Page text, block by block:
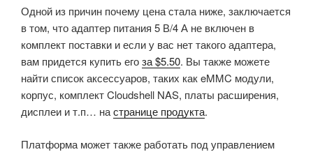
Одной из причин почему цена стала ниже, заключается
в том, что адаптер питания 5 В/4 А не включен в
комплект поставки и если у вас нет такого адаптера,
вам придется купить егоза $5.50. Вы также можете
найти список аксессуаров, таких как eMMC модули,
корпус, комплект Cloudshell NAS, платы расширения,
дисплеи и т.п… настранице продукта.
Платформа может также работать под управлением